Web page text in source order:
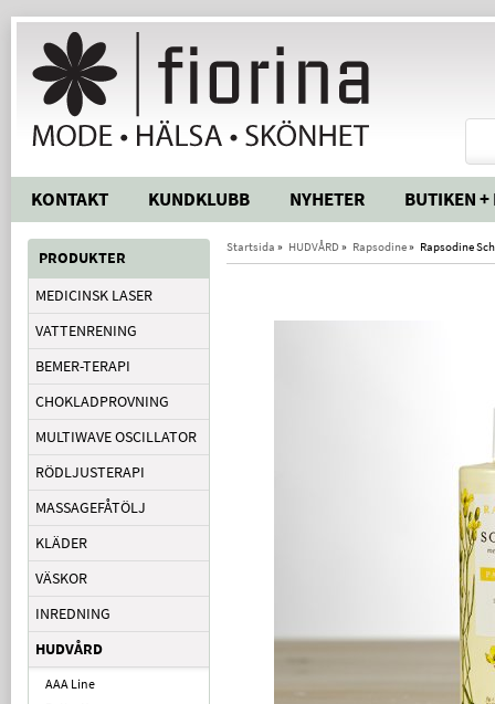
KONTAKT KUNDKLUBB NYHETER BUTIKEN +
PRODUKTER
MEDICINSK LASER
VATTENRENING
BEMER-TERAPI
CHOKLADPROVNING
MULTIWAVE OSCILLATOR
RÖDLJUSTERAPI
MASSAGEFÅTÖLJ
KLÄDER
VÄSKOR
INREDNING
HUDVÅRD
AAA Line
Startsida » HUDVÅRD» Rapsodine» Rapsodine